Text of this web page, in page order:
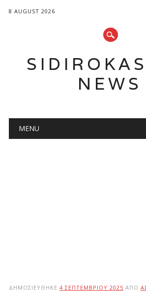
8 AUGUST 2026
NEWS
Main menu
MENU
ΔΗΜΟΣΙΕΎΘΗΚΕ 4 ΣΕΠΤΕΜΒΡΊΟΥ 2025 ΑΠΌ